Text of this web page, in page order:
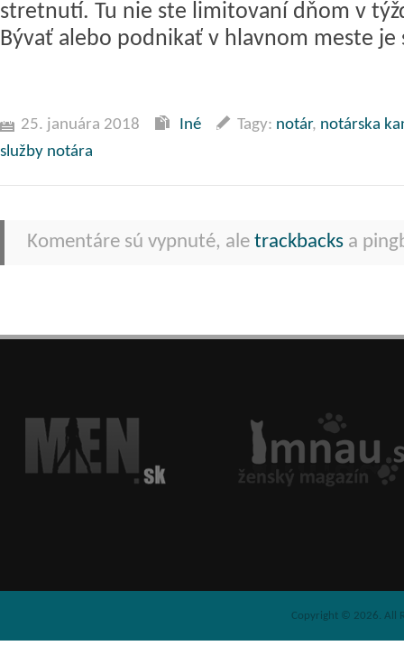
stretnutí. Tu nie ste limitovaní dňom v
Bývať alebo podnikať v hlavnom meste
25. januára 2018 Iné Tagy: notár, notárska
služby notára
Komentáre sú vypnuté, ale trackbacks a
Copyright © 2026. All